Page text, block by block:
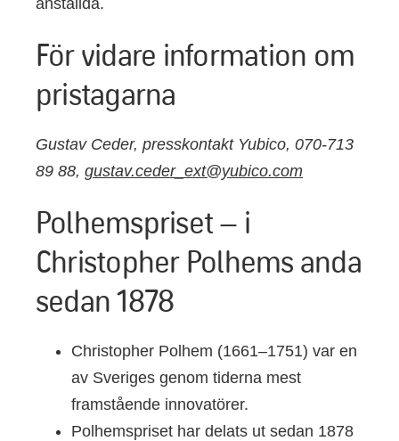
För vidare information om
pristagarna
Gustav Ceder, presskontakt Yubico, 070-713
89 88, gustav.ceder_ext@yubico.com
Polhemspriset – i
Christopher Polhems anda
sedan 1878
Christopher Polhem (1661–1751) var en
av Sveriges genom tiderna mest
framstående innovatörer.
Polhemspriset har delats ut sedan 1878